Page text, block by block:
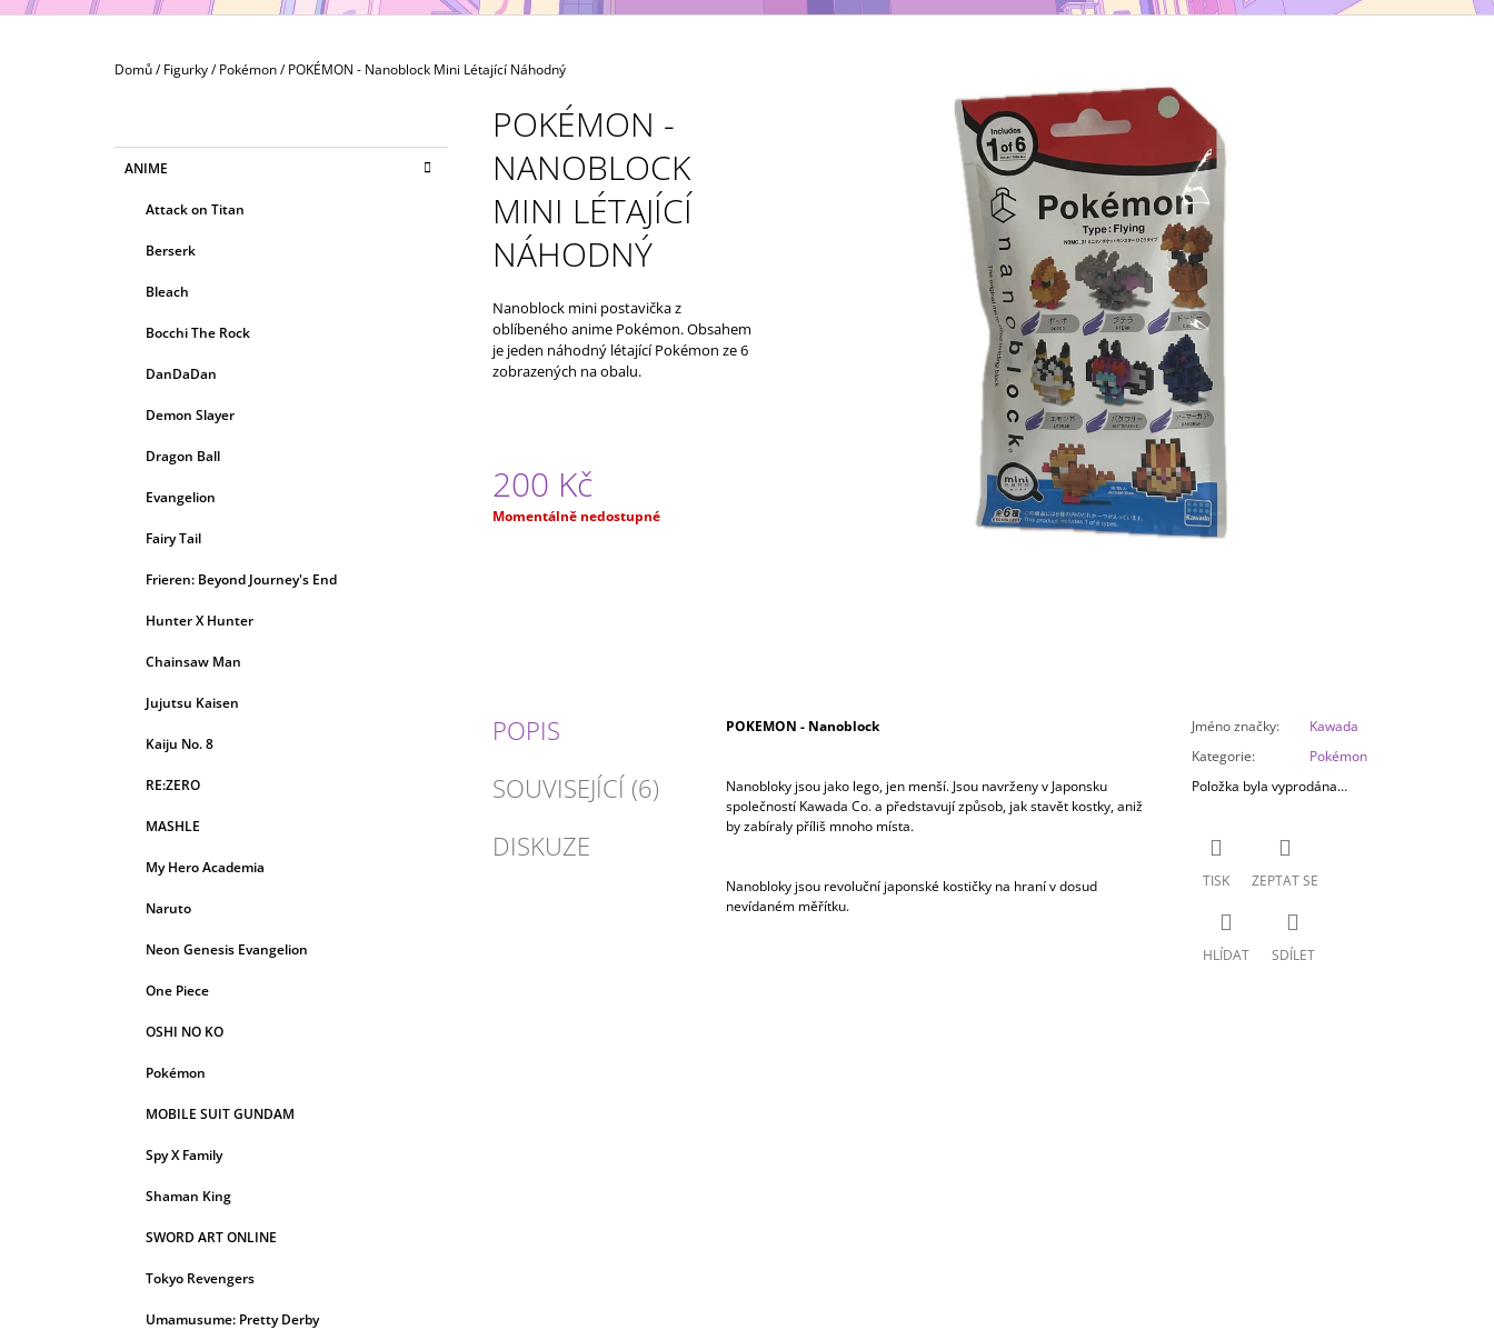
Domů/ Figurky/ Pokémon/ POKÉMON - Nanoblock Mini Létající Náhodný
kategorie
K
AANIME
Attack on Titan
Berserk
Bleach
Bocchi The Rock
DanDaDan
Demon Slayer
Dragon Ball
Evangelion
Fairy Tail
Frieren: Beyond Journey's End
Hunter X Hunter
Chainsaw Man
Jujutsu Kaisen
Kaiju No. 8
RE:ZERO
MASHLE
My Hero Academia
Naruto
Neon Genesis Evangelion
One Piece
OSHI NO KO
Pokémon
MOBILE SUIT GUNDAM
Spy X Family
Shaman King
SWORD ART ONLINE
Tokyo Revengers
Umamusume: Pretty Derby
POKÉMON -
NANOBLOCK
MINI LÉTAJÍCÍ
NÁHODNÝ
Nanoblock mini postavička z
oblíbeného anime Pokémon. Obsahem
je jeden náhodný létající Pokémon ze 6
zobrazených na obalu.
200 Kč
Měrná
Momentálně nedostupné
POPIS
SOUVISEJÍCÍ (6)
DISKUZE
POKEMON - Nanoblock
Nanobloky jsou jako lego, jen menší. Jsou navrženy v Japonsku
společností Kawada Co. a představují způsob, jak stavět kostky, aniž
by zabíraly příliš mnoho místa.
Nanobloky jsou revoluční japonské kostičky na hraní v dosud
nevídaném měřítku.
Jméno značky:
Kawada
Kategorie:
Pokémon
Položka byla vyprodána…
TISK ZEPTAT SE
HLÍDAT SDÍLET